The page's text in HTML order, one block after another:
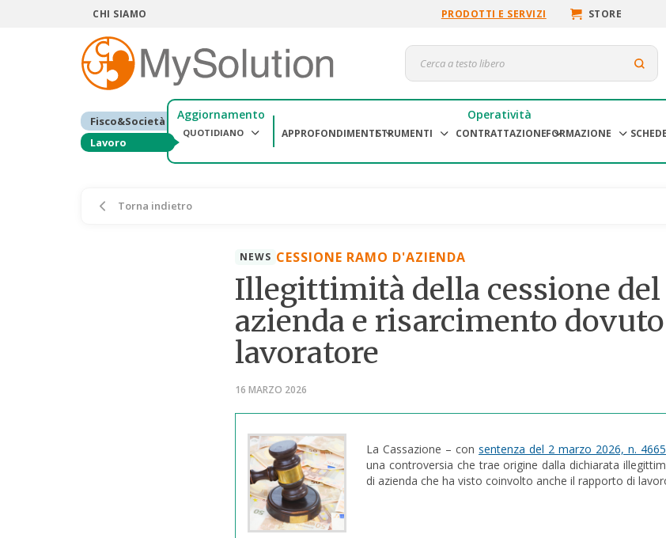
CHI SIAMO PRODOTTI E SERVIZI STORE
Fisco&Società
Lavoro
Aggiornamento
QUOTIDIANO
Operatività
APPROFONDIMENTISTRUMENTI CONTRATTAZIONEFORMAZIONE
Torna indietro
NEWS CESSIONE RAMO D'AZIENDA
Illegittimità della cessione
azienda e risarcimento
lavoratore
16 MARZO 2026
La Cassazione – con sentenza del 2 marzo 2026, n. 4665
una controversia che trae origine dalla dichiarata
di azienda che ha visto coinvolto anche il rapporto di